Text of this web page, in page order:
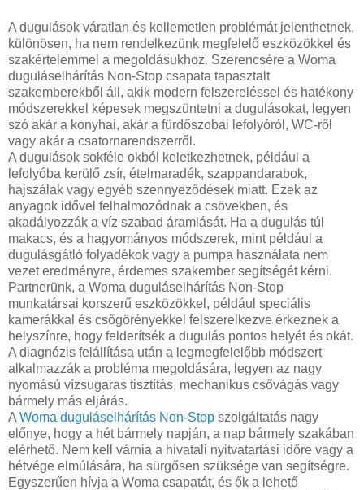
A dugulások váratlan és kellemetlen problémát jelenthetnek,
különösen, ha nem rendelkezünk megfelelő eszközökkel és
szakértelemmel a megoldásukhoz. Szerencsére a Woma
duguláselhárítás Non-Stop csapata tapasztalt
szakemberekből áll, akik modern felszereléssel és hatékony
módszerekkel képesek megszüntetni a dugulásokat, legyen
szó akár a konyhai, akár a fürdőszobai lefolyóról, WC-ről
vagy akár a csatornarendszerről.
A dugulások sokféle okból keletkezhetnek, például a
lefolyóba kerülő zsír, ételmaradék, szappandarabok,
hajszálak vagy egyéb szennyeződések miatt. Ezek az
anyagok idővel felhalmozódnak a csövekben, és
akadályozzák a víz szabad áramlását. Ha a dugulás túl
makacs, és a hagyományos módszerek, mint például a
dugulásgátló folyadékok vagy a pumpa használata nem
vezet eredményre, érdemes szakember segítségét kérni.
Partnerünk, a Woma duguláselhárítás Non-Stop
munkatársai korszerű eszközökkel, például speciális
kamerákkal és csőgörényekkel felszerelkezve érkeznek a
helyszínre, hogy felderítsék a dugulás pontos helyét és okát.
A diagnózis felállítása után a legmegfelelőbb módszert
alkalmazzák a probléma megoldására, legyen az nagy
nyomású vízsugaras tisztítás, mechanikus csővágás vagy
bármely más eljárás.
A Woma duguláselhárítás Non-Stop szolgáltatás nagy
előnye, hogy a hét bármely napján, a nap bármely szakában
elérhető. Nem kell várnia a hivatali nyitvatartási időre vagy a
hétvége elmúlására, ha sürgősen szüksége van segítségre.
Egyszerűen hívja a Woma csapatát, és ők a lehető